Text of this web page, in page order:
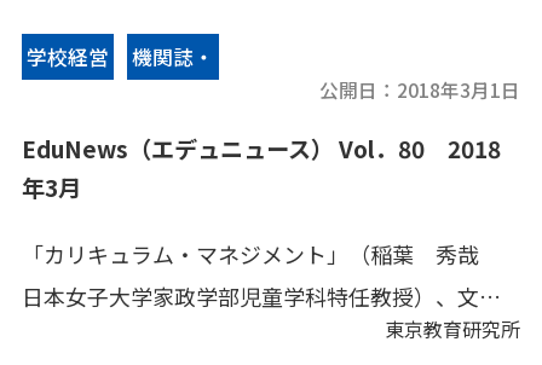
学校経営
機関誌・
公開日： 2018年3月1日
EduNews（エデュニュース） Vol．80 2018
年3月
「カリキュラム・マネジメント」（稲葉 秀哉
日本女子大学家政学部児童学科特任教授）、文部
科学省情報、地方教育行政、その他の教育情報、
東京教育研究所